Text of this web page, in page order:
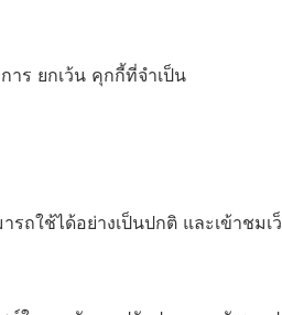
ร ยกเว้น คุกกี้ที่จำเป็น
ถใช้ได้อย่างเป็นปกติ และเข้าช